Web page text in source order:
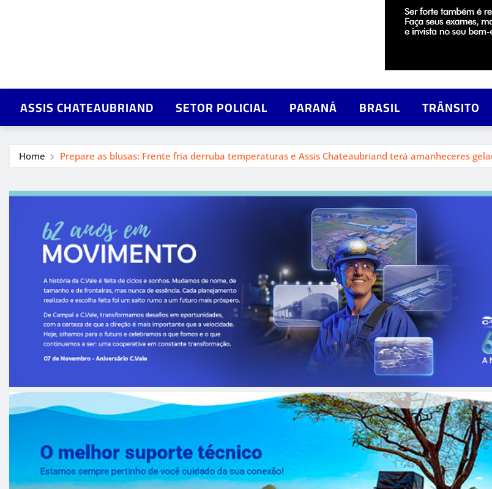
ASSIS CHATEAUBRIAND SETOR POLICIAL PARANÁ BRASIL TRÂNSITO
Home Prepare as blusas: Frente fria derruba temperaturas e Assis Chateaubriand terá amanheceres